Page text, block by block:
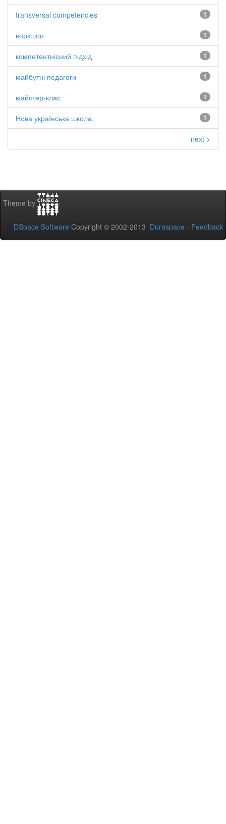
1
transversal competencies
1
воркшоп
1
компетентнісний підхід
1
майбутні педагоги
1
майстер-клас
1
Нова українська школа.
next >
Theme by
DSpace Software Copyright © 2002-2013 Duraspace - Feedback